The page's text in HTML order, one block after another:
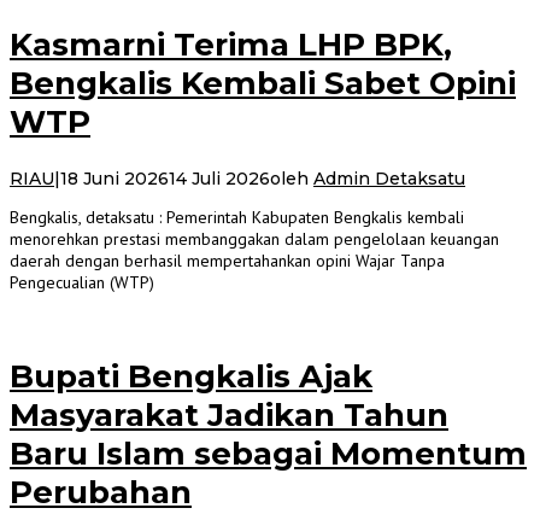
Kasmarni Terima LHP BPK,
Bengkalis Kembali Sabet Opini
WTP
RIAU|18 Juni 202614 Juli 2026oleh Admin Detaksatu
Bengkalis, detaksatu : Pemerintah Kabupaten Bengkalis kembali
menorehkan prestasi membanggakan dalam pengelolaan keuangan
daerah dengan berhasil mempertahankan opini Wajar Tanpa
Pengecualian (WTP)
Bupati Bengkalis Ajak
Masyarakat Jadikan Tahun
Baru Islam sebagai Momentum
Perubahan